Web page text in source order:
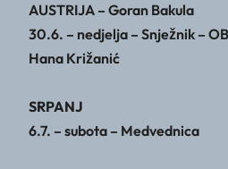
AUSTRIJA – Goran Bakula
30.6. – nedjelja – Snježnik –
Hana Križanić
SRPANJ
6.7. – subota – Medvednica